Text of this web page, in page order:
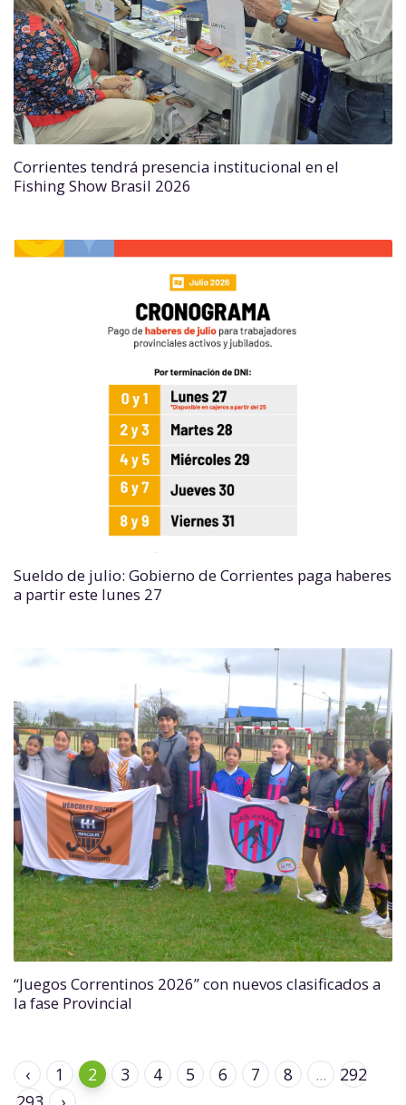
Corrientes tendrá presencia institucional en el
Fishing Show Brasil 2026
Sueldo de julio: Gobierno de Corrientes paga haberes
a partir este lunes 27
“Juegos Correntinos 2026” con nuevos clasificados a
la fase Provincial
‹ 1 2 3 4 5 6 7 8 ...
292